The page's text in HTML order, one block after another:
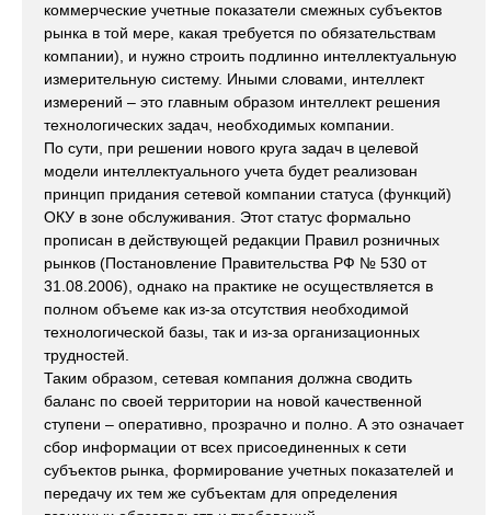
коммерческие учетные показатели смежных субъектов
рынка в той мере, какая требуется по обязательствам
компании), и нужно строить подлинно интеллектуальную
измерительную систему. Иными словами, интеллект
измерений – это главным образом интеллект решения
технологических задач, необходимых компании.
По сути, при решении нового круга задач в целевой
модели интеллектуального учета будет реализован
принцип придания сетевой компании статуса (функций)
ОКУ в зоне обслуживания. Этот статус формально
прописан в действующей редакции Правил розничных
рынков (Постановление Правительства РФ № 530 от
31.08.2006), однако на практике не осуществляется в
полном объеме как из-за отсутствия необходимой
технологической базы, так и из-за организационных
трудностей.
Таким образом, сетевая компания должна сводить
баланс по своей территории на новой качественной
ступени – оперативно, прозрачно и полно. А это означает
сбор информации от всех присоединенных к сети
субъектов рынка, формирование учетных показателей и
передачу их тем же субъектам для определения